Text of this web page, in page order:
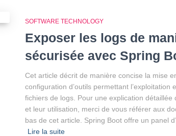
SOFTWARE TECHNOLOGY
Exposer les logs de
sécurisée avec Spring
Cet article décrit de manière concise la mise
configuration d’outils permettant l’exploitation
fichiers de logs. Pour une explication détaillée
et leur utilisation, merci de vous référer aux
bas de cet article. Spring Boot offre un panel
Lire la suite